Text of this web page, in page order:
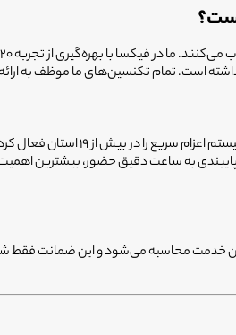
داشته است. تمام تکنسین‌های ما موظف به
ما می‌دانیم که خرابی کولر
به ساعت دقیق حضور، بیشترین اهمیت
ضمانت از پایان آخرین خدمت محاسبه می‌شود